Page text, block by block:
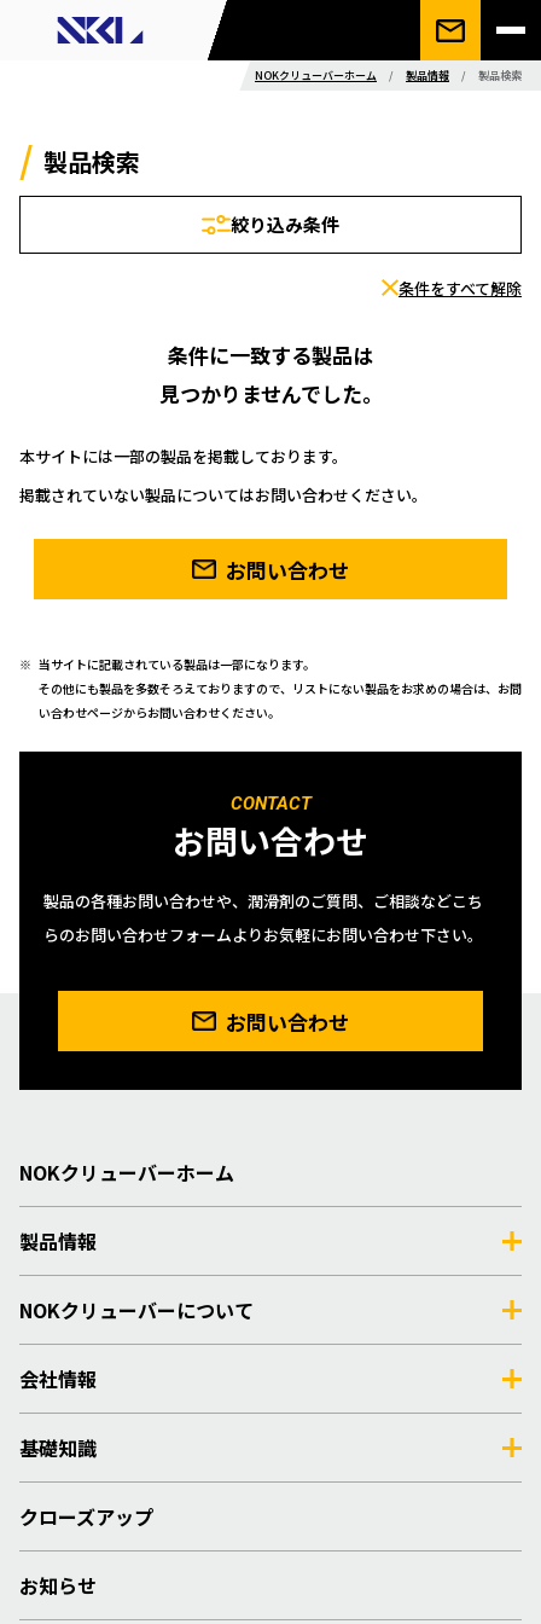
NOKクリューバーホーム / 製品情報 / 製品検索
製品検索
絞り込み条件
条件をすべて解除
条件に一致する製品は
見つかりませんでした。
本サイトには一部の製品を掲載しております。
掲載されていない製品についてはお問い合わせください。
お問い合わせ
当サイトに記載されている製品は一部になります。
その他にも製品を多数そろえておりますので、リストにない製品をお求めの場合は、お問
い合わせページからお問い合わせください。
CONTACT
お問い合わせ
製品の各種お問い合わせや、潤滑剤のご質問、ご相談などこち
らのお問い合わせフォームよりお気軽にお問い合わせ下さい。
お問い合わせ
NOKクリューバーホーム
製品情報
NOKクリューバーについて
会社情報
基礎知識
クローズアップ
お知らせ